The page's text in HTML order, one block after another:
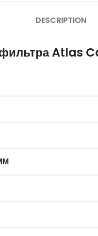
DESCRIPTION
Atlas